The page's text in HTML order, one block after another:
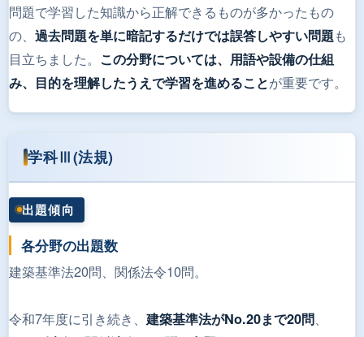
問題で学習した知識から正解できるものが多かったもの
の、 過去問題を単に暗記するだけでは誤答しやすい問題も
目立ちました。 この分野については、用語や設備の仕組
み、目的を理解したうえで学習を進めることが重要です。
学科Ⅲ(法規)
出題傾向
各分野の出題数
建築基準法20問、関係法令10問。
令和7年度に引き続き、 建築基準法がNo.20まで20問